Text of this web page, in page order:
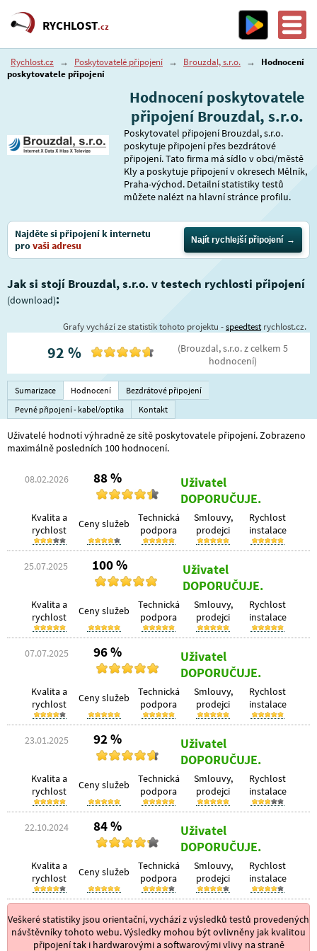
RYCHLOST.cz
Rychlost.cz → Poskytovatelé připojení → Brouzdal, s.r.o. →
Hodnocení
poskytovatele připojení
Hodnocení poskytovatele
připojení Brouzdal, s.r.o.
Poskytovatel připojení Brouzdal, s.r.o.
poskytuje připojení přes bezdrátové
připojení. Tato firma má sídlo v obci/městě
Kly a poskytuje připojení v okresech Mělník,
Praha-východ. Detailní statistiky testů
můžete nalézt na hlavní stránce profilu.
Najděte si připojení k internetu
provaši adresu Najít rychlejší připojení
Jak si stojí Brouzdal, s.r.o. v testech rychlosti připojení
(download):
Grafy vychází ze statistik tohoto projektu -speedtestrychlost.cz.
92 % (Brouzdal, s.r.o.z celkem 5
hodnocení)
Sumarizace Hodnocení
Bezdrátové připojení
Pevné připojení - kabel/optika
Kontakt
Uživatelé hodnotí výhradně ze sítě poskytovatele připojení. Zobrazeno
maximálně posledních 100 hodnocení.
08.02.2026 88 %
Uživatel
DOPORUČUJE.
Kvalita a
rychlost
Ceny služeb
Technická
podpora
Smlouvy,
prodejci
Rychlost
instalace
25.07.2025 100 %
Uživatel
DOPORUČUJE.
Kvalita a
rychlost
Ceny služeb
Technická
podpora
Smlouvy,
prodejci
Rychlost
instalace
07.07.2025 96 %
Uživatel
DOPORUČUJE.
Kvalita a
rychlost
Ceny služeb
Technická
podpora
Smlouvy,
prodejci
Rychlost
instalace
23.01.2025 92 %
Uživatel
DOPORUČUJE.
Kvalita a
rychlost
Ceny služeb
Technická
podpora
Smlouvy,
prodejci
Rychlost
instalace
22.10.2024 84 %
Uživatel
DOPORUČUJE.
Kvalita a
rychlost
Ceny služeb
Technická
podpora
Smlouvy,
prodejci
Rychlost
instalace
Veškeré statistiky jsou orientační, vychází z výsledků testů provedených
návštěvníky tohoto webu. Výsledky mohou být ovlivněny jak kvalitou
připojení tak i hardwarovými a softwarovými vlivy na straně